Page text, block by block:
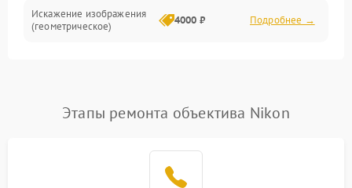
Искажение изображения
(геометрическое)
4000 ₽ Подробнее →
Проблемы с резкостью
Этапы ремонта объектива Nikon